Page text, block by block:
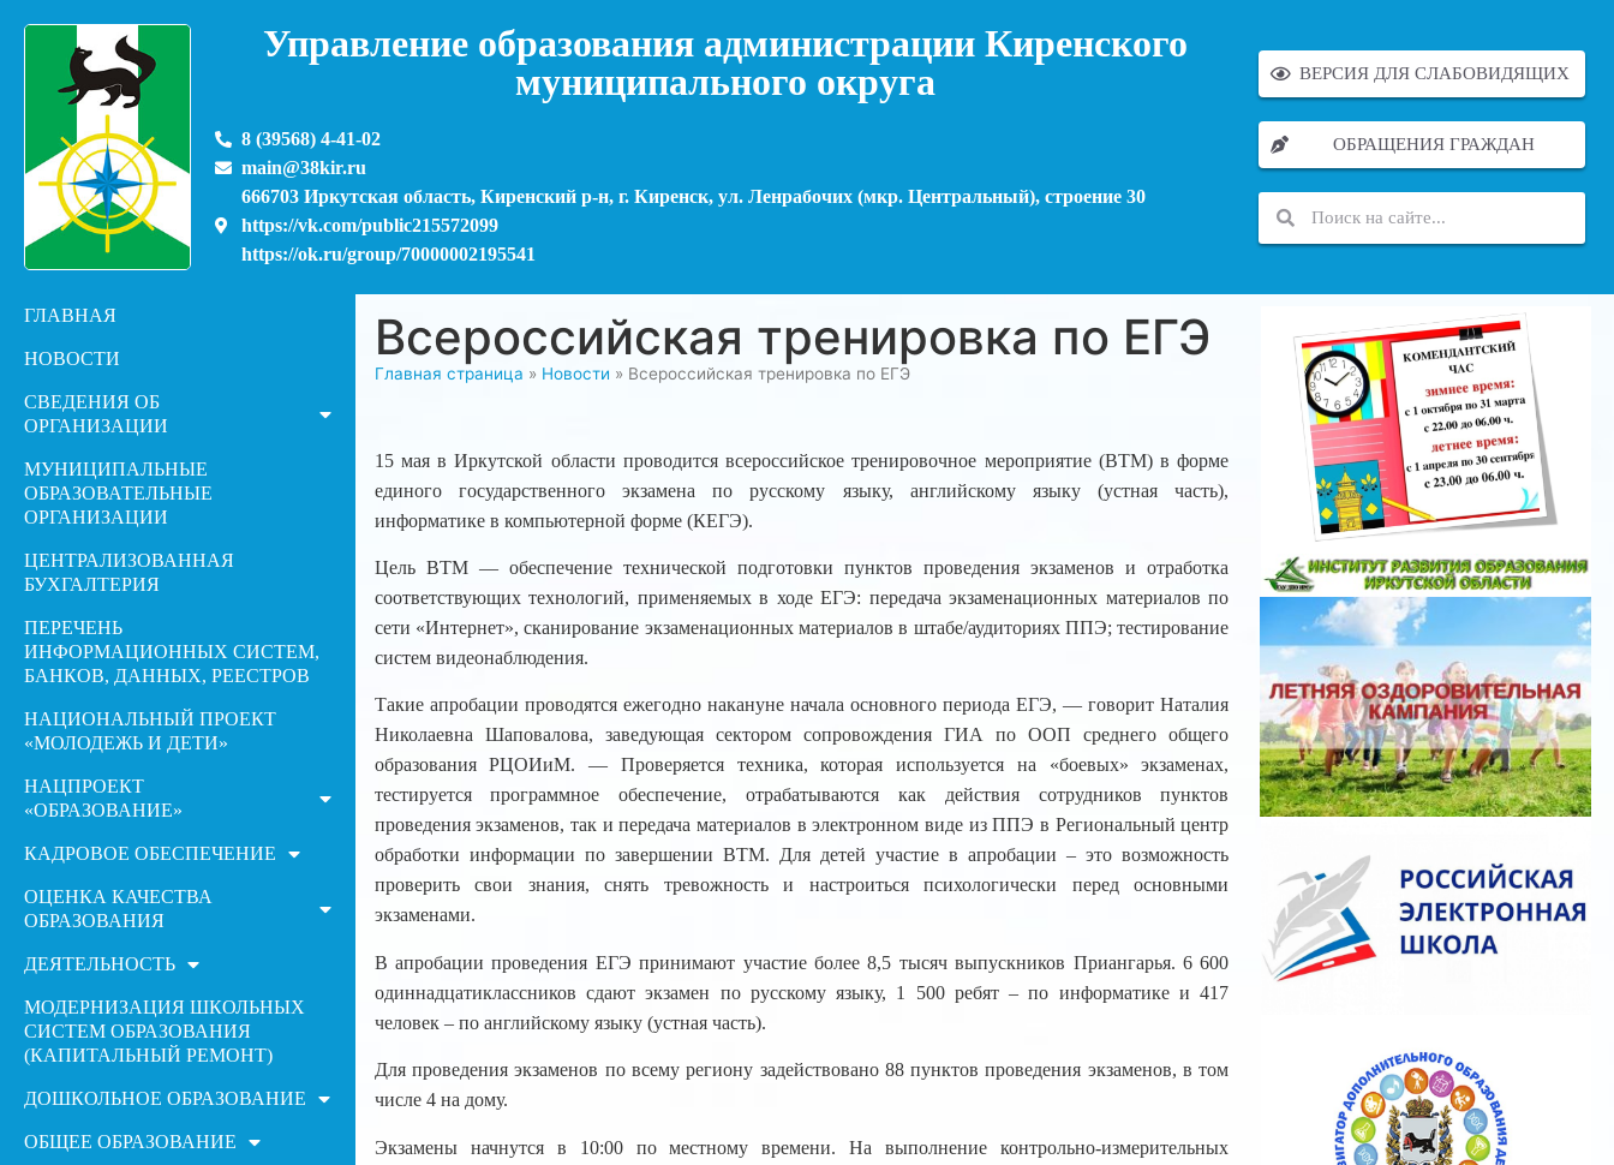
Управление образования администрации Киренского
муниципального округа
8 (39568) 4-41-02
main@38kir.ru
666703 Иркутская область, Киренский р-н, г. Киренск, ул. Ленрабочих (мкр. Центральный), строение 30
https://vk.com/public215572099
https://ok.ru/group/70000002195541
ВЕРСИЯ ДЛЯ СЛАБОВИДЯЩИХ
ОБРАЩЕНИЯ ГРАЖДАН
ГЛАВНАЯ
НОВОСТИ
СВЕДЕНИЯ ОБ
ОРГАНИЗАЦИИ
МУНИЦИПАЛЬНЫЕ
ОБРАЗОВАТЕЛЬНЫЕ
ОРГАНИЗАЦИИ
ЦЕНТРАЛИЗОВАННАЯ
БУХГАЛТЕРИЯ
ПЕРЕЧЕНЬ
ИНФОРМАЦИОННЫХ СИСТЕМ,
БАНКОВ, ДАННЫХ, РЕЕСТРОВ
НАЦИОНАЛЬНЫЙ ПРОЕКТ
«МОЛОДЕЖЬ И ДЕТИ»
НАЦПРОЕКТ
«ОБРАЗОВАНИЕ»
КАДРОВОЕ ОБЕСПЕЧЕНИЕ
ОЦЕНКА КАЧЕСТВА
ОБРАЗОВАНИЯ
ДЕЯТЕЛЬНОСТЬ
МОДЕРНИЗАЦИЯ ШКОЛЬНЫХ
СИСТЕМ ОБРАЗОВАНИЯ
(КАПИТАЛЬНЫЙ РЕМОНТ)
ДОШКОЛЬНОЕ ОБРАЗОВАНИЕ
ОБЩЕЕ ОБРАЗОВАНИЕ
Всероссийская тренировка по ЕГЭ
Главная страница » Новости » Всероссийская тренировка по ЕГЭ
15 мая в Иркутской области проводится всероссийское тренировочное мероприятие (ВТМ) в форме
единого государственного экзамена по русскому языку, английскому языку (устная часть),
информатике в компьютерной форме (КЕГЭ).
Цель ВТМ — обеспечение технической подготовки пунктов проведения экзаменов и отработка
соответствующих технологий, применяемых в ходе ЕГЭ: передача экзаменационных материалов по
сети «Интернет», сканирование экзаменационных материалов в штабе/аудиториях ППЭ; тестирование
систем видеонаблюдения.
Такие апробации проводятся ежегодно накануне начала основного периода ЕГЭ, — говорит Наталия
Николаевна Шаповалова, заведующая сектором сопровождения ГИА по ООП среднего общего
образования РЦОИиМ. — Проверяется техника, которая используется на «боевых» экзаменах,
тестируется программное обеспечение, отрабатываются как действия сотрудников пунктов
проведения экзаменов, так и передача материалов в электронном виде из ППЭ в Региональный центр
обработки информации по завершении ВТМ. Для детей участие в апробации – это возможность
проверить свои знания, снять тревожность и настроиться психологически перед основными
экзаменами.
В апробации проведения ЕГЭ принимают участие более 8,5 тысяч выпускников Приангарья. 6 600
одиннадцатиклассников сдают экзамен по русскому языку, 1 500 ребят – по информатике и 417
человек – по английскому языку (устная часть).
Для проведения экзаменов по всему региону задействовано 88 пунктов проведения экзаменов, в том
числе 4 на дому.
Экзамены начнутся в 10:00 по местному времени. На выполнение контрольно-измерительных